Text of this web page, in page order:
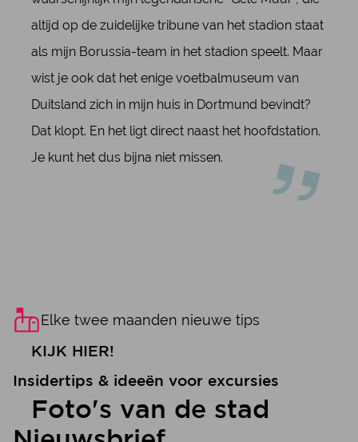
altijd op de zuidelijke tribune van het stadion staat
als mijn Borussia-team in het stadion speelt. Maar
wist je ook dat het enige voetbalmuseum van
Duitsland zich in mijn huis in Dortmund bevindt?
Dat klopt. En het ligt direct naast het hoofdstation.
Je kunt het dus bijna niet missen.
KIJK HIER!
Foto's van de stad
Elke twee maanden nieuwe tips
Insidertips & ideeën voor excursies